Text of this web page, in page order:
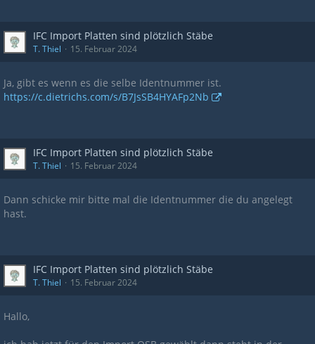
IFC Import Platten sind plötzlich Stäbe
T. Thiel 15. Februar 2024
Ja, gibt es wenn es die selbe Identnummer ist.
https://c.dietrichs.com/s/B7JsSB4HYAFp2Nb
IFC Import Platten sind plötzlich Stäbe
T. Thiel 15. Februar 2024
Dann schicke mir bitte mal die Identnummer die du angelegt
hast.
IFC Import Platten sind plötzlich Stäbe
T. Thiel 15. Februar 2024
Hallo,